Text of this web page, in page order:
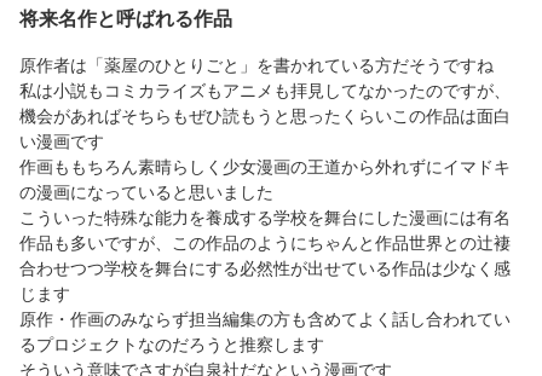
将来名作と呼ばれる作品
原作者は「薬屋のひとりごと」を書かれている方だそうですね
私は小説もコミカライズもアニメも拝見してなかったのですが、
機会があればそちらもぜひ読もうと思ったくらいこの作品は面白
い漫画です
作画ももちろん素晴らしく少女漫画の王道から外れずにイマドキ
の漫画になっていると思いました
こういった特殊な能力を養成する学校を舞台にした漫画には有名
作品も多いですが、この作品のようにちゃんと作品世界との辻褄
合わせつつ学校を舞台にする必然性が出せている作品は少なく感
じます
原作・作画のみならず担当編集の方も含めてよく話し合われてい
るプロジェクトなのだろうと推察します
そういう意味でさすが白泉社だなという漫画です